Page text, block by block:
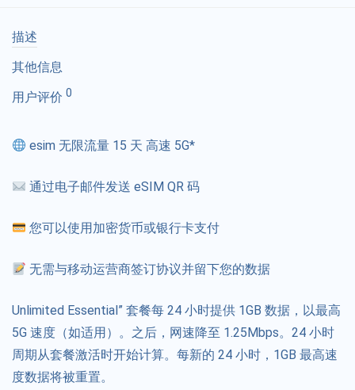
描述
其他信息
用户评价 0
esim 无限流量 15 天 高速 5G*
通过电子邮件发送 eSIM QR 码
您可以使用加密货币或银行卡支付
无需与移动运营商签订协议并留下您的数据
Unlimited Essential” 套餐每 24 小时提供 1GB 数据，以最高
5G 速度（如适用）。之后，网速降至 1.25Mbps。24 小时
周期从套餐激活时开始计算。每新的 24 小时，1GB 最高速
度数据将被重置。